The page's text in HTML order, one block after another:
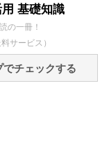
基礎知識
の一冊！
サービス）
チェックする